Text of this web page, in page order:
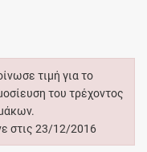
τιμή για το
του τρέχοντος
στις 23/12/2016